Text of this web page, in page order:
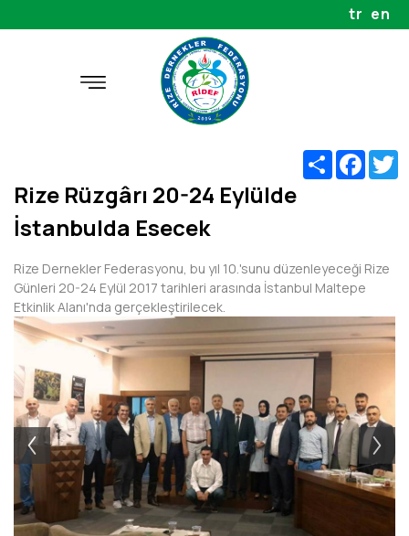
Rize Rüzgârı 20-24 Eylülde
İstanbulda Esecek
Rize Dernekler Federasyonu, bu yıl 10.'sunu düzenleyeceği Rize
Günleri 20-24 Eylül 2017 tarihleri arasında İstanbul Maltepe
Etkinlik Alanı'nda gerçekleştirilecek.
Share
tr en